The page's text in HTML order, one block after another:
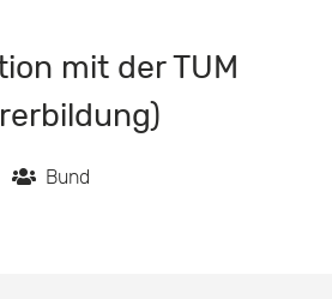
mit der TUM
Bund